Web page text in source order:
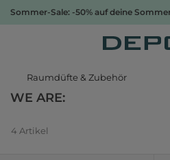
Sommer-Sale: -50% auf deine
Raumdüfte & Zubehör
WE ARE:
4 Artikel